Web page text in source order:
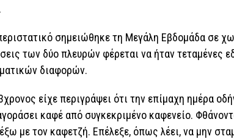
σημειώθηκε τη Μεγάλη Εβδομάδα σε
των δύο πλευρών φέρεται να ήταν τεταμένες
διαφορών.
είχε περιγράψει ότι την επίμαχη ημέρα
καφέ από συγκεκριμένο καφενείο.
με τον καφετζή. Επέλεξε, όπως λέει, να μην